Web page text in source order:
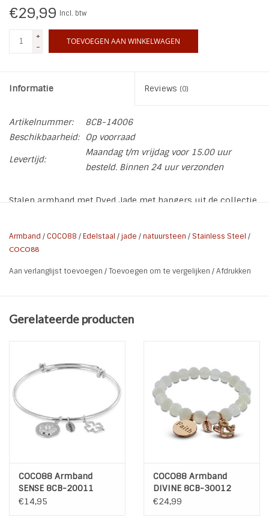
€29,99 Incl. btw
+
-
TOEVOEGEN AAN WINKELWAGEN
Informatie Reviews (0)
Artikelnummer:
8CB-14006
Beschikbaarheid:
Op voorraad
Levertijd:
Maandag t/m vrijdag voor 15.00 uur
besteld. Binnen 24 uur verzonden
Stalen armband met Dyed Jade met hangers uit de collectie
De armband wordt verpakt in een mooie sieradenzakje van
COCO88.
Kleur: White dyed jade (6mm), Silver
Plating: Zilver Plated
Armband /COCO88 /Edelstaal /jade /natuursteen / Stainless Steel /
COCO88
Aan verlanglijst toevoegen /Toevoegen om te vergelijken /Afdrukken
Gerelateerde producten
COCO88 Armband
SENSE 8CB-20011
€14,95
COCO88 Armband
DIVINE 8CB-30012
€24,99